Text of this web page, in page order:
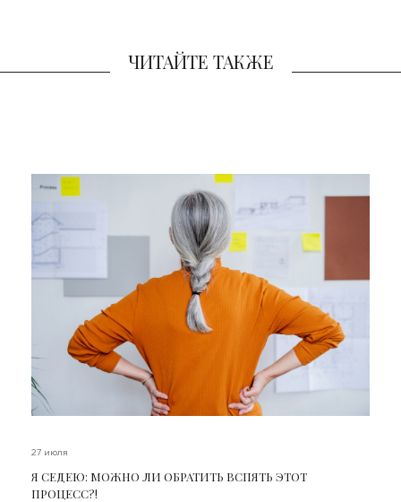
ЧИТАЙТЕ ТАКЖЕ
27 июля
Я СЕДЕЮ: МОЖНО ЛИ ОБРАТИТЬ ВСПЯТЬ ЭТОТ
ПРОЦЕСС?!